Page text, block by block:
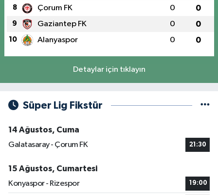
8 Çorum FK 0 0
9 Gaziantep FK 0 0
10 Alanyaspor 0 0
Detaylar için tıklayın
Süper Lig Fikstür
14 Ağustos, Cuma
Galatasaray - Çorum FK
21:30
15 Ağustos, Cumartesi
Konyaspor - Rizespor
19:00